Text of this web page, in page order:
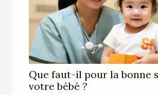
Que faut-il pour la bonne
votre bébé ?